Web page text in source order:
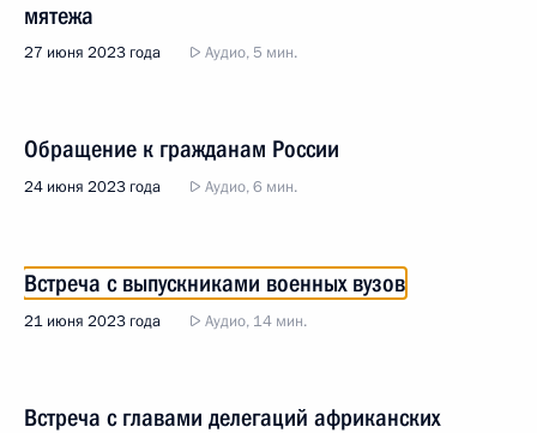
мятежа
27 июня 2023 года Аудио, 5 мин.
Обращение к гражданам России
24 июня 2023 года Аудио, 6 мин.
Встреча с выпускниками военных вузов
21 июня 2023 года Аудио, 14 мин.
Встреча с главами делегаций африканских